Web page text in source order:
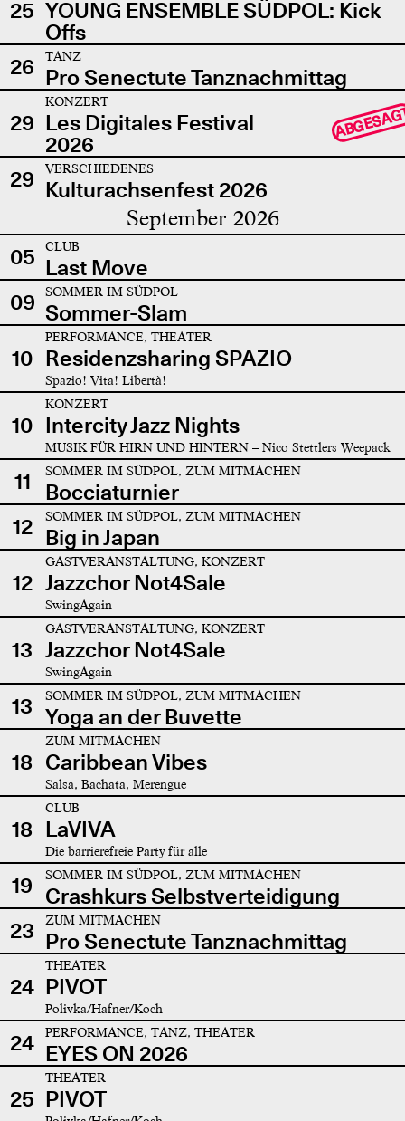
25 YOUNG ENSEMBLE SÜDPOL: Kick
Offs
26
TANZ
Pro Senectute Tanznachmittag
29
KONZERT
Les Digitales Festival
2026
29 VERSCHIEDENES
Kulturachsenfest 2026
September 2026
05 CLUB
Last Move
09
SOMMER IM SÜDPOL
Sommer-Slam
10
PERFORMANCE, THEATER
Residenzsharing SPAZIO
Spazio! Vita! Libertà!
10
KONZERT
Intercity Jazz Nights
MUSIK FÜR HIRN UND HINTERN – Nico Stettlers Weepack
11 SOMMER IM SÜDPOL, ZUM MITMACHEN
Bocciaturnier
12
SOMMER IM SÜDPOL, ZUM MITMACHEN
Big in Japan
12
GASTVERANSTALTUNG, KONZERT
Jazzchor Not4Sale
SwingAgain
13
GASTVERANSTALTUNG, KONZERT
Jazzchor Not4Sale
SwingAgain
13 SOMMER IM SÜDPOL, ZUM MITMACHEN
Yoga an der Buvette
18
ZUM MITMACHEN
Caribbean Vibes
Salsa, Bachata, Merengue
18
CLUB
LaVIVA
Die barrierefreie Party für alle
19 SOMMER IM SÜDPOL, ZUM MITMACHEN
Crashkurs Selbstverteidigung
23
ZUM MITMACHEN
Pro Senectute Tanznachmittag
24
THEATER
PIVOT
Polivka/Hafner/Koch
24 PERFORMANCE, TANZ, THEATER
EYES ON 2026
25
THEATER
PIVOT